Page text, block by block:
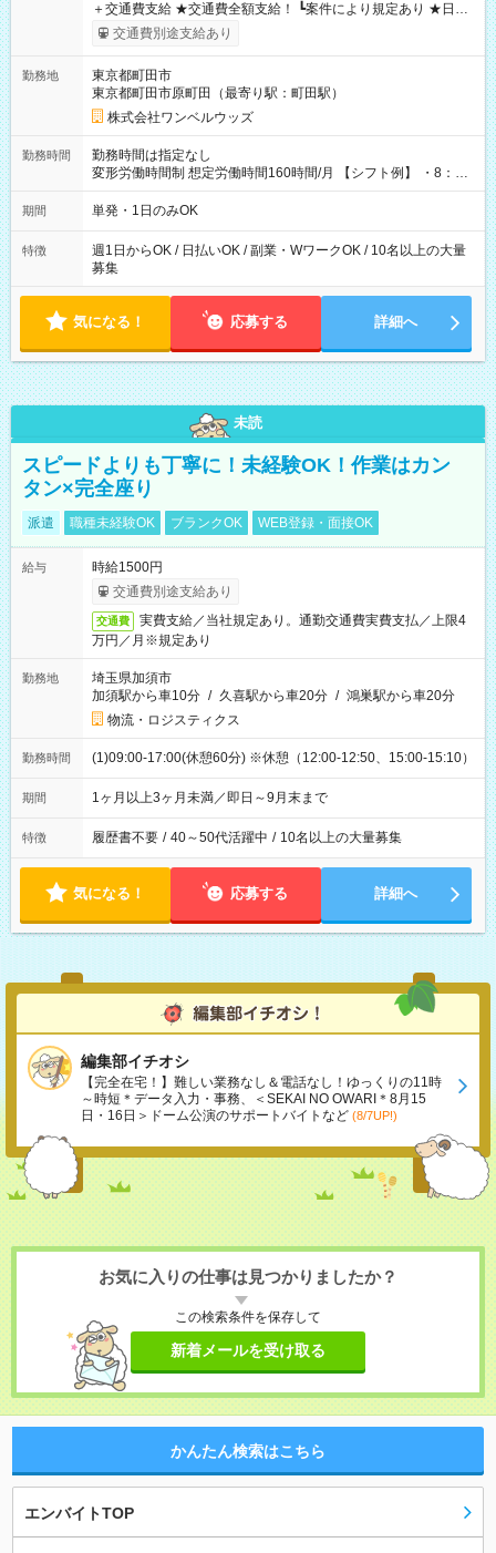
＋交通費支給 ★交通費全額支給！ ┗案件により規定あり ★日払
いOK！（規定あり） ┗働いたその日に現金GET♪ お仕事後はコ
ンビニATMから 日払い分を引き落とせます！ 【試用期間】試
交通費別途支給あり
勤務地
東京都町田市
東京都町田市原町田（最寄り駅：町田駅）
株式会社ワンベルウッズ
勤務時間
勤務時間は指定なし
変形労働時間制 想定労働時間160時間/月 【シフト例】 ・8：00
～21：00
期間 単発・1日のみOK
特徴
週1日からOK / 日払いOK / 副業・WワークOK / 10名以上の大量
募集
気になる！ 応募する 詳細へ
未読
スピードよりも丁寧に！未経験OK！作業はカン
タン×完全座り
派遣 職種未経験OK ブランクOK WEB登録・面接OK
給与
時給1500円
交通費別途支給あり
交通費
実費支給／当社規定あり。通勤交通費実費支払／上限4
万円／月※規定あり
勤務地
埼玉県加須市
加須駅から車10分 / 久喜駅から車20分 / 鴻巣駅から車20分
物流・ロジスティクス
勤務時間 (1)09:00-17:00(休憩60分) ※休憩（12:00-12:50、15:00-15:10）
期間 1ヶ月以上3ヶ月未満／即日～9月末まで
特徴 履歴書不要 / 40～50代活躍中 / 10名以上の大量募集
気になる！ 応募する 詳細へ
編集部イチオシ
【完全在宅！】難しい業務なし＆電話なし！ゆっくりの11時
～時短＊データ入力・事務、＜SEKAI NO OWARI＊8月15
日・16日＞ドーム公演のサポートバイトなど (8/7UP!)
お気に入りの仕事は見つかりましたか？
この検索条件を保存して
新着メールを受け取る
かんたん検索はこちら
エンバイトTOP